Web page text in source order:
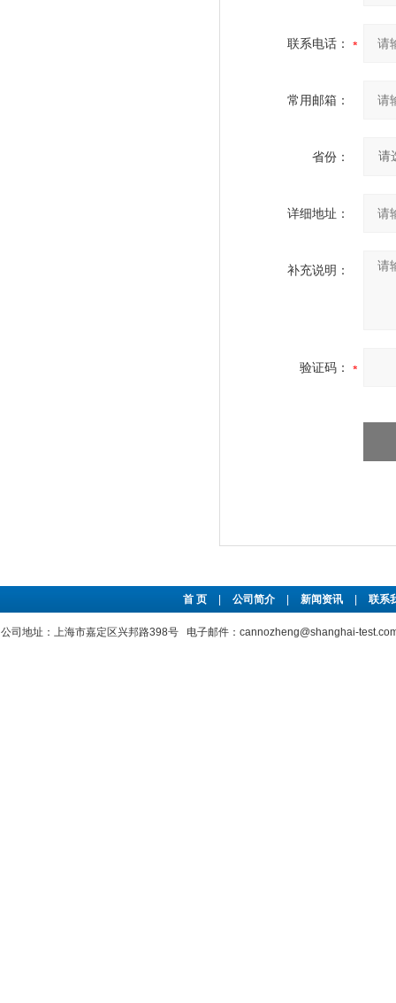
联系电话：
常用邮箱：
省份：
详细地址：
补充说明：
验证码：
首 页 公司简介 新闻资讯 联系
公司地址：上海市嘉定区兴邦路398号 电子邮件：cannozheng@shanghai-